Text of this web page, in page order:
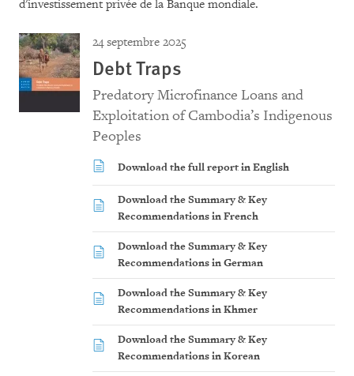
d'investissement privée de la Banque mondiale.
24 septembre 2025
Debt Traps
Predatory Microfinance Loans and
Exploitation of Cambodia’s Indigenous
Peoples
Download the full report in English
Download the Summary & Key
Recommendations in French
Download the Summary & Key
Recommendations in German
Download the Summary & Key
Recommendations in Khmer
Download the Summary & Key
Recommendations in Korean